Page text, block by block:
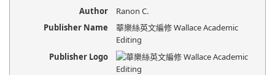
Author
Ranon C.
Publisher Name
華樂絲英文編修 Wallace Academic
Editing
Publisher Logo